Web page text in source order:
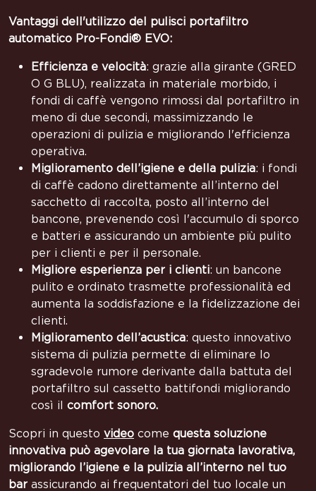
Vantaggi dell'utilizzo del pulisci portafiltro
automatico Pro-Fondi® EVO:
Efficienza e velocità: grazie alla girante (GRED
O G BLU), realizzata in materiale morbido, i
fondi di caffè vengono rimossi dal portafiltro in
meno di due secondi, massimizzando le
operazioni di pulizia e migliorando l'efficienza
operativa.
Miglioramento dell’igiene e della pulizia: i fondi
di caffè cadono direttamente all’interno del
sacchetto di raccolta, posto all’interno del
bancone, prevenendo così l'accumulo di sporco
e batteri e assicurando un ambiente più pulito
per i clienti e per il personale.
Migliore esperienza per i clienti: un bancone
pulito e ordinato trasmette professionalità ed
aumenta la soddisfazione e la fidelizzazione dei
clienti.
Miglioramento dell’acustica: questo innovativo
sistema di pulizia permette di eliminare lo
sgradevole rumore derivante dalla battuta del
portafiltro sul cassetto battifondi migliorando
così il comfort sonoro.
Scopri in questo video come questa soluzione
innovativa può agevolare la tua giornata lavorativa,
migliorando l’igiene e la pulizia all’interno nel tuo
bar assicurando ai frequentatori del tuo locale un